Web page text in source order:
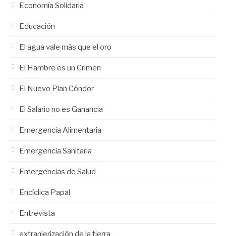
Economía Solidaria
Educación
El agua vale más que el oro
El Hambre es un Crimen
El Nuevo Plan Cóndor
El Salario no es Ganancia
Emergencia Alimentaria
Emergencia Sanitaria
Emergencias de Salud
Encíclica Papal
Entrevista
extranjerización de la tierra